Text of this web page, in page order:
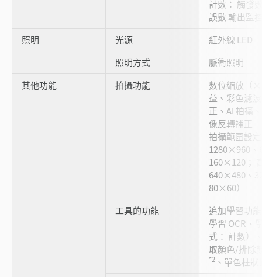
計數： 觸發
誤數 輸出監
照明
光源
紅外線 LED
照明方式
脈衝照明
其他功能
拍攝功能
數位縮放（
益、彩色濾
正、AI 拍攝
像反轉補正
拍攝範圍設
1280×960
160×120；
640×480、
80×60）
工具的功能
追加學習功
學習 OCR、
式： 計數）
取顏色/排除
*2 、單色柱